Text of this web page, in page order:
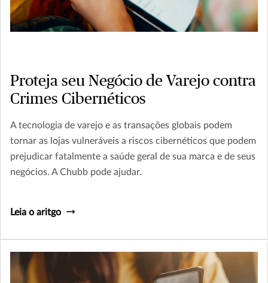
Proteja seu Negócio de Varejo contra
Crimes Cibernéticos
A tecnologia de varejo e as transações globais podem
tornar as lojas vulneráveis a riscos cibernéticos que podem
prejudicar fatalmente a saúde geral de sua marca e de seus
negócios. A Chubb pode ajudar.
Leia o aritgo